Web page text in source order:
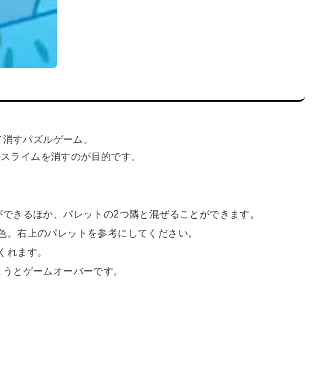
すパズルゲーム。
ライムを消すのが目的です。
きるほか、パレットの2つ隣と混ぜることができます。
右上のパレットを参考にしてください。
れます。
とゲームオーバーです。